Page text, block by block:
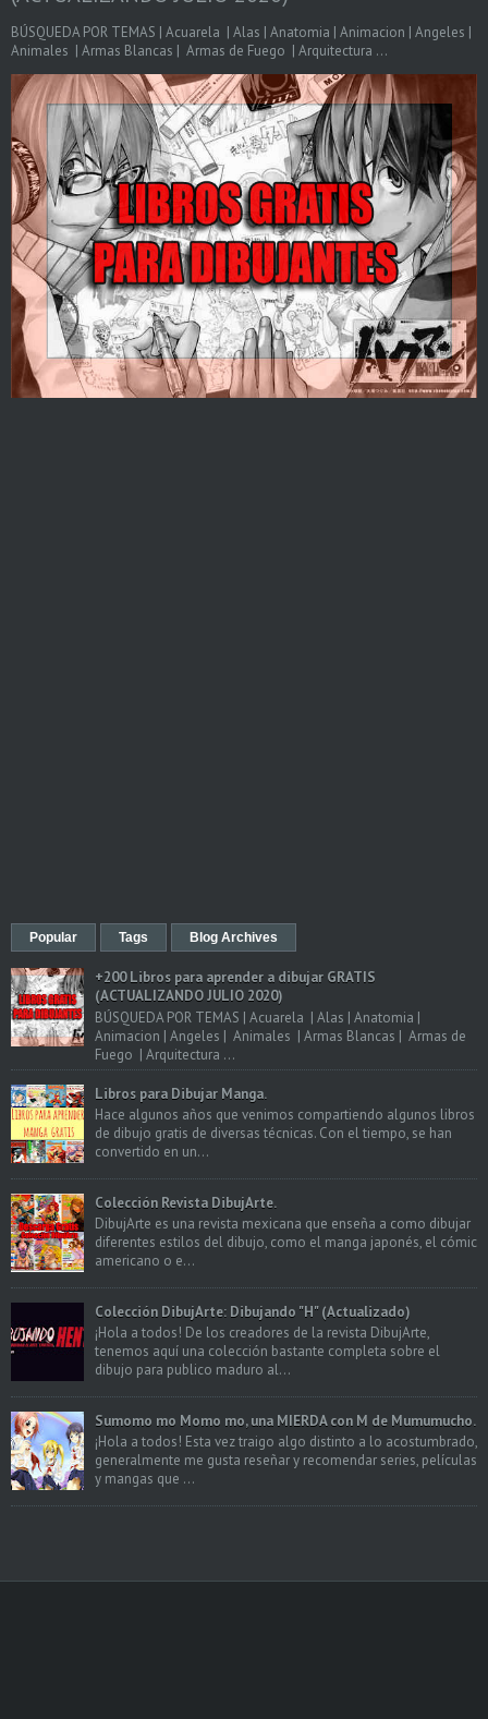
BÚSQUEDA POR TEMAS | Acuarela | Alas | Anatomia | Animacion | Angeles |
Animales | Armas Blancas | Armas de Fuego | Arquitectura ...
Popular Tags Blog Archives
+200 Libros para aprender a dibujar GRATIS
(ACTUALIZANDO JULIO 2020)
BÚSQUEDA POR TEMAS | Acuarela | Alas | Anatomia |
Animacion | Angeles | Animales | Armas Blancas | Armas de
Fuego | Arquitectura ...
Libros para Dibujar Manga.
Hace algunos años que venimos compartiendo algunos libros
de dibujo gratis de diversas técnicas. Con el tiempo, se han
convertido en un...
Colección Revista DibujArte.
DibujArte es una revista mexicana que enseña a como dibujar
diferentes estilos del dibujo, como el manga japonés, el cómic
americano o e...
Colección DibujArte: Dibujando "H" (Actualizado)
¡Hola a todos! De los creadores de la revista DibujArte,
tenemos aquí una colección bastante completa sobre el
dibujo para publico maduro al...
Sumomo mo Momo mo, una MIERDA con M de Mumumucho.
¡Hola a todos! Esta vez traigo algo distinto a lo acostumbrado,
generalmente me gusta reseñar y recomendar series, películas
y mangas que ...